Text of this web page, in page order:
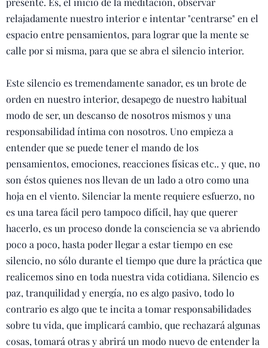
relajadamente nuestro interior e intentar "centrarse" en el
espacio entre pensamientos, para lograr que la mente se
calle por si misma, para que se abra el silencio interior.
Este silencio es tremendamente sanador, es un brote de
orden en nuestro interior, desapego de nuestro habitual
modo de ser, un descanso de nosotros mismos y una
responsabilidad íntima con nosotros. Uno empieza a
entender que se puede tener el mando de los
pensamientos, emociones, reacciones físicas etc.. y que, no
son éstos quienes nos llevan de un lado a otro como una
hoja en el viento. Silenciar la mente requiere esfuerzo, no
es una tarea fácil pero tampoco difícil, hay que querer
hacerlo, es un proceso donde la consciencia se va abriendo
poco a poco, hasta poder llegar a estar tiempo en ese
silencio, no sólo durante el tiempo que dure la práctica que
realicemos sino en toda nuestra vida cotidiana. Silencio es
paz, tranquilidad y energía, no es algo pasivo, todo lo
contrario es algo que te incita a tomar responsabilidades
sobre tu vida, que implicará cambio, que rechazará algunas
cosas, tomará otras y abrirá un modo nuevo de entender la